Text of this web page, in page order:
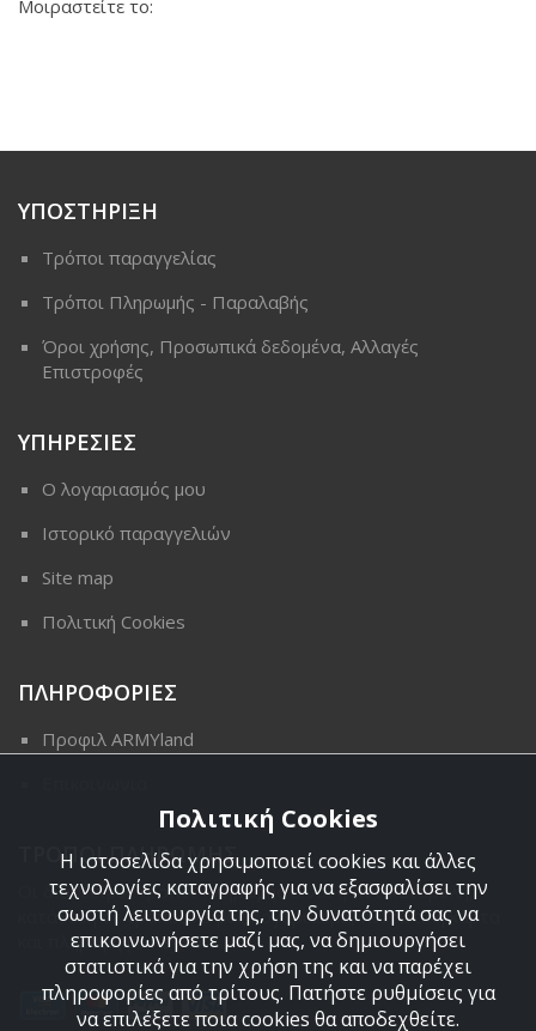
Μοιραστείτε το:
ΥΠΟΣΤΗΡΙΞΗ
Τρόποι παραγγελίας
Τρόποι Πληρωμής - Παραλαβής
Όροι χρήσης, Προσωπικά δεδομένα, Αλλαγές
Επιστροφές
ΥΠΗΡΕΣΙΕΣ
Ο λογαριασμός μου
Ιστορικό παραγγελιών
Site map
Πολιτική Cookies
ΠΛΗΡΟΦΟΡΙΕΣ
Προφιλ ARMYland
ΤΡΟΠΟΙ ΠΛΗΡΩΜΗΣ
Οι διαθέσιμοι τρόποι πληρωμής είναι η Αντικαταβολή,
κατάθεση σε τραπεζικό μας λογαριασμό, πιστωτική κάρτα
και πληρωμή με PayPal.
Πολιτική Cookies
Η ιστοσελίδα χρησιμοποιεί cookies και άλλες
τεχνολογίες καταγραφής για να εξασφαλίσει την
σωστή λειτουργία της, την δυνατότητά σας να
επικοινωνήσετε μαζί μας, να δημιουργήσει
στατιστικά για την χρήση της και να παρέχει
πληροφορίες από τρίτους. Πατήστε ρυθμίσεις για
να επιλέξετε ποια cookies θα αποδεχθείτε.